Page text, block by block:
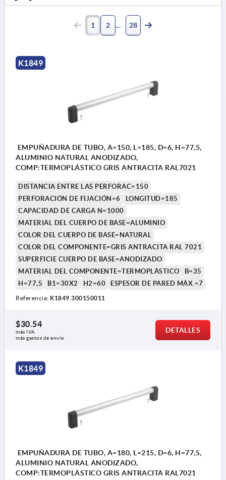
1 2 28
K1849
EMPUÑADURA DE TUBO, A=150, L=185, D=6, H=77,5,
ALUMINIO NATURAL ANODIZADO,
COMP:TERMOPLÁSTICO GRIS ANTRACITA RAL7021
DISTANCIA ENTRE LAS PERFORAC=150
PERFORACIÓN DE FIJACIÓN=6
LONGITUD=185
CAPACIDAD DE CARGA N=1000
MATERIAL DEL CUERPO DE BASE=ALUMINIO
COLOR DEL CUERPO DE BASE=NATURAL
COLOR DEL COMPONENTE=GRIS ANTRACITA RAL 7021
SUPERFICIE CUERPO DE BASE=ANODIZADO
MATERIAL DEL COMPONENTE=TERMOPLÁSTICO
B=35
H=77,5
B1=30X2 H2=60 ESPESOR DE PARED MÁX.=7
Referencia: K1849.300150011
$30.54
más IVA
más gastos de envío
DETALLES
K1849
EMPUÑADURA DE TUBO, A=180, L=215, D=6, H=77,5,
ALUMINIO NATURAL ANODIZADO,
COMP:TERMOPLÁSTICO GRIS ANTRACITA RAL7021